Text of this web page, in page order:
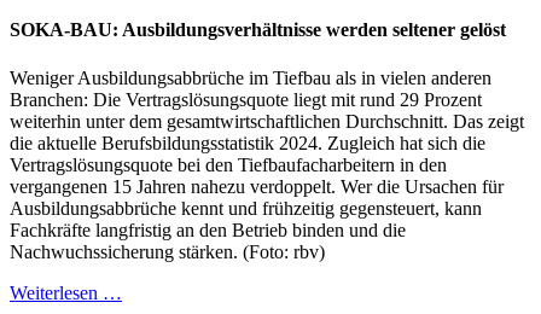
SOKA-BAU: Ausbildungsverhältnisse werden seltener gelöst
Weniger Ausbildungsabbrüche im Tiefbau als in vielen anderen
Branchen: Die Vertragslösungsquote liegt mit rund 29 Prozent
weiterhin unter dem gesamtwirtschaftlichen Durchschnitt. Das zeigt
die aktuelle Berufsbildungsstatistik 2024. Zugleich hat sich die
Vertragslösungsquote bei den Tiefbaufacharbeitern in den
vergangenen 15 Jahren nahezu verdoppelt. Wer die Ursachen für
Ausbildungsabbrüche kennt und frühzeitig gegensteuert, kann
Fachkräfte langfristig an den Betrieb binden und die
Nachwuchssicherung stärken. (Foto: rbv)
Weiterlesen …